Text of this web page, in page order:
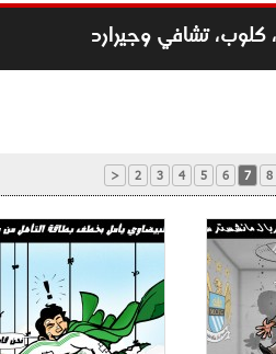
كلوب، تشافي وجيرارد
< 2 3 4 5 6 7 8